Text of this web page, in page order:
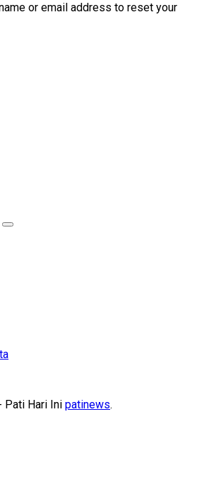
or email address to reset your
Pati Hari Ini patinews.